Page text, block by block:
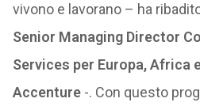
vivono e lavorano – ha
Senior Managing Director
Services per Europa, Africa
Accenture -. Con questo